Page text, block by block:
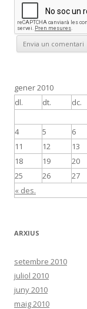
gener 2010
dl.
dt. dc.
« des.
4
5 6
11
12 13
18
19 20
25
26 27
ARXIUS
setembre 2010
juliol 2010
juny 2010
maig 2010